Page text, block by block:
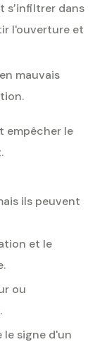
s’infiltrer dans
l'ouverture et
mauvais
empêcher le
ils peuvent
et le
ou
signe d'un